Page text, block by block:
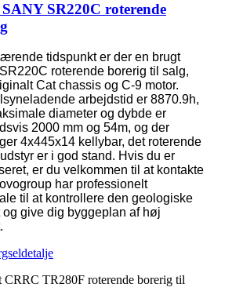
SR220C roterende
tidspunkt er der en brugt
roterende borerig til salg,
Cat chassis og C-9 motor.
arbejdstid er 8870.9h,
diameter og dybde er
2000 mm og 54m, og der
4x445x14 kellybar, det roterende
er i god stand. Hvis du er
er du velkommen til at kontakte
har professionelt
til at kontrollere den geologiske
og give dig byggeplan af høj
detalje